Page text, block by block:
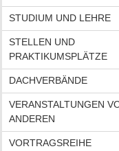
STUDIUM UND LEHRE
STELLEN UND
PRAKTIKUMSPLÄTZE
DACHVERBÄNDE
VERANSTALTUNGEN
ANDEREN
VORTRAGSREIHE